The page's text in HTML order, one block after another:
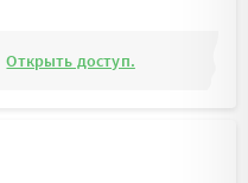
Открыть доступ.